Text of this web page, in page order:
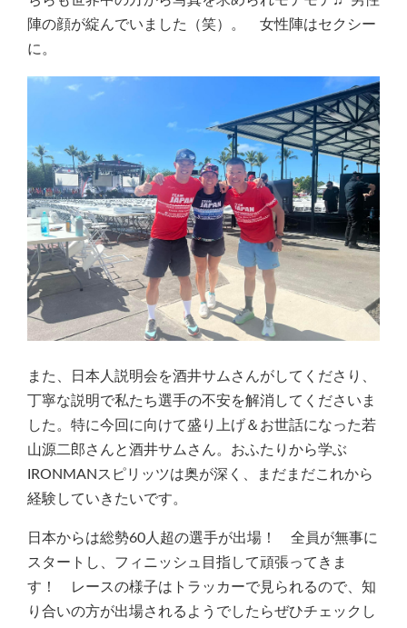
陣の顔が綻んでいました（笑）。 女性陣はセクシー
に。
また、日本人説明会を酒井サムさんがしてくださり、
丁寧な説明で私たち選手の不安を解消してくださいま
した。特に今回に向けて盛り上げ＆お世話になった若
山源二郎さんと酒井サムさん。おふたりから学ぶ
IRONMANスピリッツは奥が深く、まだまだこれから
経験していきたいです。
日本からは総勢60人超の選手が出場！ 全員が無事に
スタートし、フィニッシュ目指して頑張ってきま
す！ レースの様子はトラッカーで見られるので、知
り合いの方が出場されるようでしたらぜひチェックし